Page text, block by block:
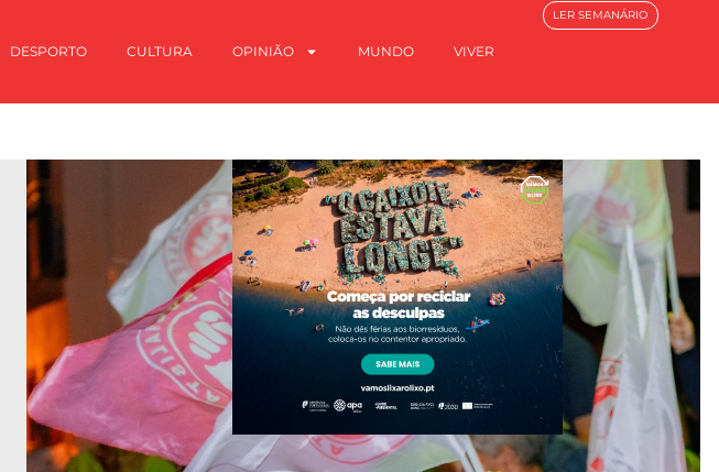
DESPORTO CULTURA OPINIÃO MUNDO VIVER
LER SEMANÁRIO